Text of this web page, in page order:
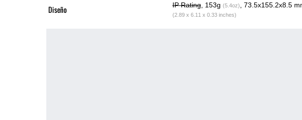
Diseño IP Rating, 153g (5.4oz) , 73.5x155.2x8.5
(2.89 x 6.11 x 0.33 inches)